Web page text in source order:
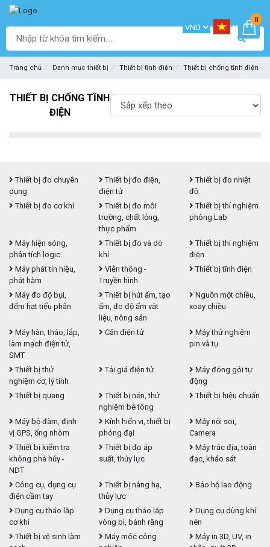
0
Trang chủ Danh mục thiết bị Thiết bị tĩnh điện Thiết bị chống tĩnh điện
THIẾT BỊ CHỐNG TĨNH
ĐIỆN
Thiết bị đo chuyên
dụng
Thiết bị đo điện,
điện tử
Thiết bị đo nhiệt
độ
Thiết bị đo cơ khí
Thiết bị đo môi
trường, chất lỏng,
thực phẩm
Thiết bị thí nghiệm
phòng Lab
Máy hiện sóng,
phân tích logic
Thiết bị đo và dò
khí
Thiết bị thí nghiệm
điện
Máy phát tín hiệu,
phát hàm
Viễn thông -
Truyền hình
Thiết bị tĩnh điện
Máy đo độ bụi,
đếm hạt tiểu phân
Thiết bị hút ẩm, tạo
ẩm, đo độ ẩm vật
liệu, nông sản
Nguồn một chiều,
xoay chiều
Máy hàn, tháo, lắp,
làm mạch điện tử,
SMT
Cân điện tử
Máy thử nghiệm
pin và tụ
Thiết bị thử
nghiệm cơ, lý tính
Tải giả điện tử
Máy đóng gói tự
động
Thiết bị quang
Thiết bị nén, thử
nghiệm bê tông
Thiết bị hiệu chuẩn
Máy bộ đàm, định
vị GPS, ống nhòm
Kính hiển vi, thiết bị
phóng đại
Máy nội soi,
Camera
Thiết bị kiểm tra
không phá hủy -
NDT
Thiết bị đo áp
suất, thủy lực
Máy trắc địa, toàn
đạc, khảo sát
Công cụ, dụng cụ
điện cầm tay
Thiết bị nâng hạ,
thủy lực
Bảo hộ lao động
Dụng cụ tháo lắp
cơ khí
Dụng cụ tháo lắp
vòng bi, bánh răng
Dụng cụ dùng khí
nén
Thiết bị vệ sinh làm
Máy móc công
Máy in 3D, UV, in